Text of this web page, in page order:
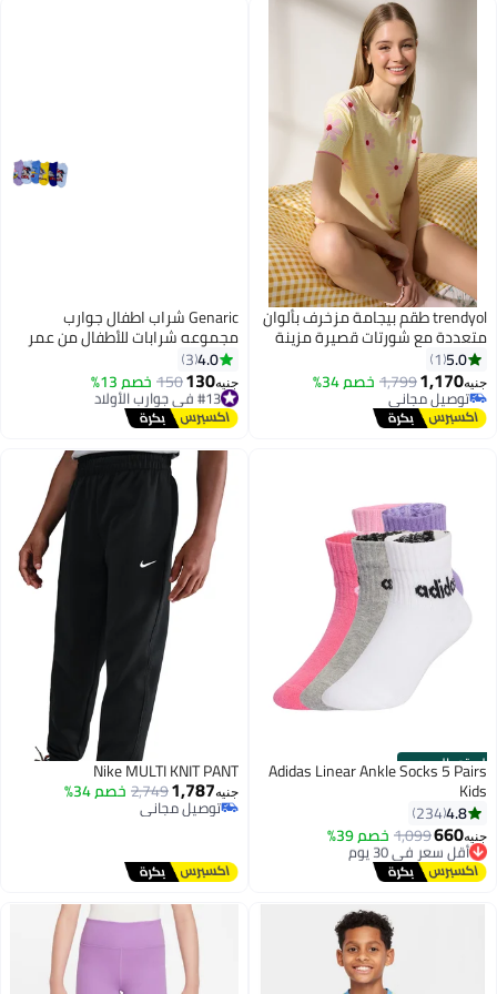
trendyol طقم بيجامة مزخرف بألوان
متعددة مع شورتات قصيرة مزينة
بتفاصيل زهور وخطوط للرضع
5.0
1
جنيه1,170
1,799خصم 34%
توصيل مجاني
توصيل مجاني
10
Genaric شراب اطفال جوارب
مجموعه شرابات للأطفال من عمر
6 ازواج )، متوفر بألوان مميزه
4.0
3
جنيه130
150 خصم 13% #13 في جوارب الأولاد
توصيل مجاني
#13 في جوارب الأولاد
الستور الرسمي
Adidas Linear Ankle Socks 5 Pairs
Kids
4.8
234
جنيه660
1,099خصم 39% أقل سعر في 30 يوم
توصيل مجاني
أقل سعر في 30 يوم
Nike MULTI KNIT PANT
جنيه1,787
2,749خصم 34%
توصيل مجاني
توصيل مجاني